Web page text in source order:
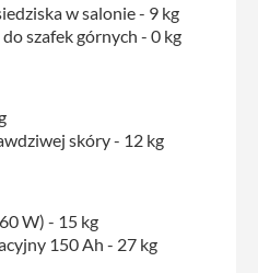
w salonie - 9 kg
szafek górnych - 0 kg
skóry - 12 kg
W) - 15 kg
150 Ah - 27 kg